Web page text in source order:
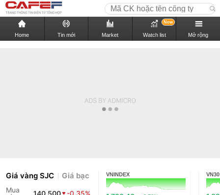
Home Tin mới Market Watch list
New
Mở rộng
Giá vàng SJC Giá bạc
Mua
140,500
-0.35%
VNINDEX VN30